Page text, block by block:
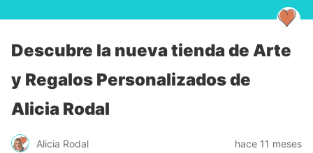
Descubre la nueva tienda de Arte
y Regalos Personalizados de
Alicia Rodal
Alicia Rodal hace 11 meses